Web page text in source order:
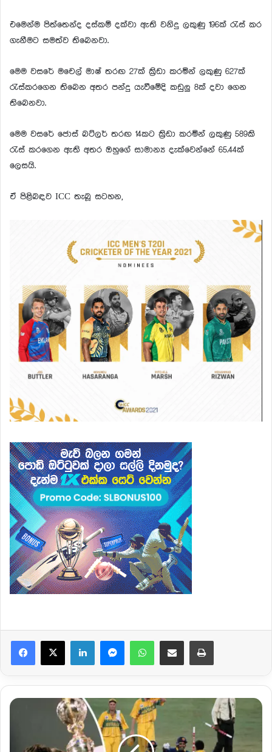
එමෙන්ම පිත්තෙන්ද දස්කම් දක්වා ඇති වනිදු ලකුණු 196ක් රැස් කර
ගැනීමට සමත්ව තිබෙනවා.
මෙම වසරේ මචෙල් මාෂ් තරඟ 27ක් ක්‍රිඩා කරමින් ලකුණු 627ක්
රැස්කරගෙන තිබෙන අතර පන්දු යැවීමේදි කඩුලු 8ක් දවා ගෙන
තිබෙනවා.
මෙම වසරේ ජොස් බට්ලර් තරඟ 14කට ක්‍රිඩා කරමින් ලකුණු 589කි
රැස් ක⁣රගෙන ඇති අතර ඔහුගේ සාමාන්‍ය දැක්වෙන්නේ 65.44ක්
ලෙසයි.
ඒ පිළිබඳව ICC තැබූ සටහන,